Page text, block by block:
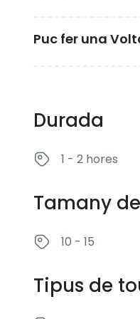
forta, t’avisarem
Puc fer una
Durada
1 - 2 hores
Tamany
10 - 15
Tipus de